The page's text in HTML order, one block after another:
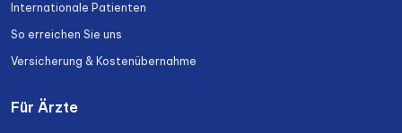
Internationale Patienten
So erreichen Sie uns
Versicherung & Kostenübernahme
Für Ärzte